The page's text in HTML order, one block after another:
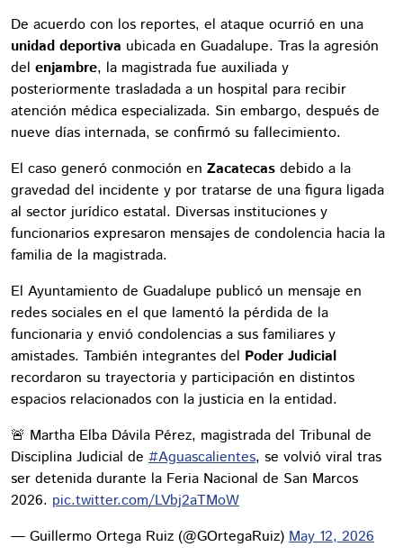
De acuerdo con los reportes, el ataque ocurrió en una
unidad deportiva ubicada en Guadalupe. Tras la agresión
del enjambre, la magistrada fue auxiliada y
posteriormente trasladada a un hospital para recibir
atención médica especializada. Sin embargo, después de
nueve días internada, se confirmó su fallecimiento.
El caso generó conmoción en Zacatecas debido a la
gravedad del incidente y por tratarse de una figura ligada
al sector jurídico estatal. Diversas instituciones y
funcionarios expresaron mensajes de condolencia hacia la
familia de la magistrada.
El Ayuntamiento de Guadalupe publicó un mensaje en
redes sociales en el que lamentó la pérdida de la
funcionaria y envió condolencias a sus familiares y
amistades. También integrantes del Poder Judicial
recordaron su trayectoria y participación en distintos
espacios relacionados con la justicia en la entidad.
🚨 Martha Elba Dávila Pérez, magistrada del Tribunal de
Disciplina Judicial de #Aguascalientes, se volvió viral tras
ser detenida durante la Feria Nacional de San Marcos
2026. pic.twitter.com/LVbj2aTMoW
— Guillermo Ortega Ruiz (@GOrtegaRuiz) May 12, 2026